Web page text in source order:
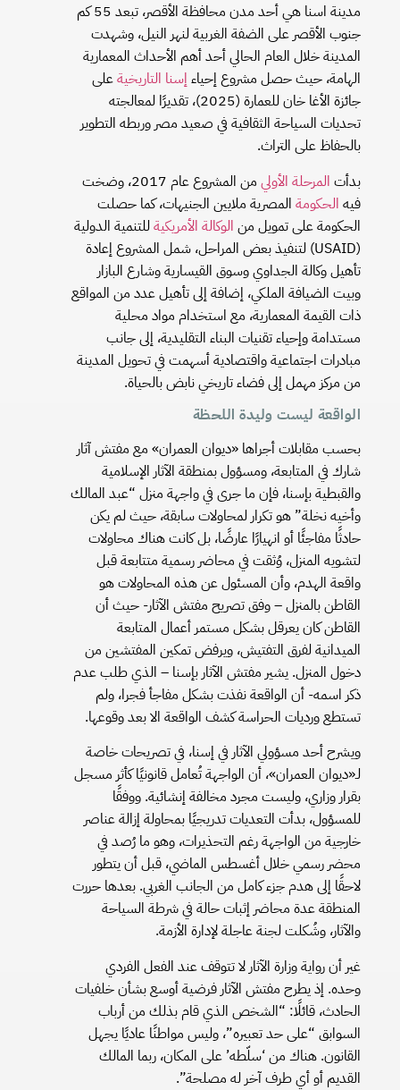
مدينة اسنا هي أحد مدن محافظة الأقصر، تبعد 55 كم
جنوب الأقصر على الضفة الغربية لنهر النيل، وشهدت
المدينة خلال العام الحالي أحد أهم الأحداث المعمارية
الهامة، حيث حصل مشروع إحياء إسنا التاريخيةعلى
جائزة الأغا خان للعمارة (2025)، تقديرًا لمعالجته
تحديات السياحة الثقافية في صعيد مصر وربطه التطوير
بالحفاظ على التراث.
بدأت المرحلة الأولي
من المشروع عام 2017، وضخت
فيه الحكومة المصرية ملايين الجنيهات، كما حصلت
الحكومة على تمويل من الوكالة الأمريكيةللتنمية الدولية
(USAID) لتنفيذ بعض المراحل، شمل المشروع إعادة
تأهيل وكالة الجداوي وسوق القيسارية وشارع البازار
وبيت الضيافة الملكي، إضافة إلى تأهيل عدد من المواقع
ذات القيمة المعمارية، مع استخدام مواد محلية
مستدامة وإحياء تقنيات البناء التقليدية، إلى جانب
مبادرات اجتماعية واقتصادية أسهمت في تحويل المدينة
من مركز مهمل إلى فضاء تاريخي نابض بالحياة.
الواقعة ليست وليدة اللحظة
بحسب مقابلات أجراها «ديوان العمران» مع مفتش آثار
شارك في المتابعة، ومسؤول بمنطقة الآثار الإسلامية
والقبطية بإسنا، فإن ما جرى في واجهة منزل “عبد المالك
وأخيه نخلة” هو تكرار لمحاولات سابقة، حيث لم يكن
حادثًا مفاجئًا أو انهيارًا عارضًا، بل كانت هناك محاولات
لتشويه المنزل، وُثقت في محاضر رسمية متتابعة قبل
واقعة الهدم، وأن المسئول عن هذه المحاولات هو
القاطن بالمنزل – وفق تصريح مفتش الآثار- حيث أن
القاطن كان يعرقل بشكل مستمر أعمال المتابعة
الميدانية لفرق التفتيش، ويرفض تمكين المفتشين من
دخول المنزل. يشير مفتش الآثار بإسنا – الذي طلب عدم
ذكر اسمه- أن الواقعة نفذت بشكل مفاجأ فجرا، ولم
تستطع ورديات الحراسة كشف الواقعة الا بعد وقوعها.
ويشرح أحد مسؤولي الآثار في إسنا، في تصريحات خاصة
لـ«ديوان العمران»، أن الواجهة تُعامل قانونيًا كأثر مسجل
بقرار وزاري، وليست مجرد مخالفة إنشائية. ووفقًا
للمسؤول، بدأت التعديات تدريجيًا بمحاولة إزالة عناصر
خارجية من الواجهة رغم التحذيرات، وهو ما رُصد في
محضر رسمي خلال أغسطس الماضي، قبل أن يتطور
لاحقًا إلى هدم جزء كامل من الجانب الغربي. بعدها حررت
المنطقة عدة محاضر إثبات حالة في شرطة السياحة
والآثار، وشُكلت لجنة عاجلة لإدارة الأزمة.
غير أن رواية وزارة الآثار لا تتوقف عند الفعل الفردي
وحده. إذ يطرح مفتش الآثار فرضية أوسع بشأن خلفيات
الحادث، قائلًا: “الشخص الذي قام بذلك من أرباب
السوابق “على حد تعبيره”، وليس مواطنًا عاديًا يجهل
القانون. هناك من ‘سلّطه’ على المكان، ربما المالك
القديم أو أي طرف آخر له مصلحة”.